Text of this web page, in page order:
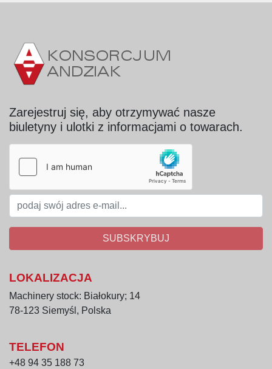
Zarejestruj się, aby otrzymywać nasze
biuletyny i ulotki z informacjami o towarach.
SUBSKRYBUJ
LOKALIZACJA
Machinery stock: Białokury; 14
78-123 Siemyśl, Polska
TELEFON
+48 94 35 188 73